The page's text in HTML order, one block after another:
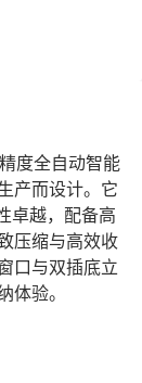
度全自动智能
产而设计。它
卓越，配备高
压缩与高效收
口与双插底立
体验。